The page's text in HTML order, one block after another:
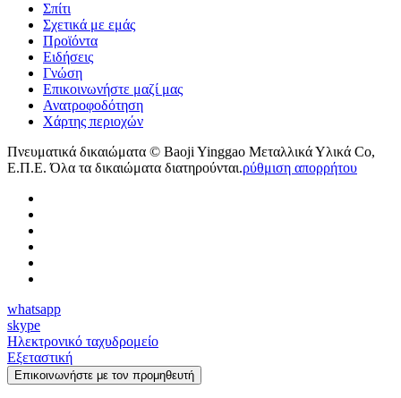
Σπίτι
Σχετικά με εμάς
Προϊόντα
Ειδήσεις
Γνώση
Επικοινωνήστε μαζί μας
Ανατροφοδότηση
Χάρτης περιοχών
Πνευματικά δικαιώματα © Baoji Yinggao Μεταλλικά Υλικά Co,
Ε.Π.Ε. Όλα τα δικαιώματα διατηρούνται.ρύθμιση απορρήτου
whatsapp
skype
Ηλεκτρονικό ταχυδρομείο
Εξεταστική
Επικοινωνήστε με τον προμηθευτή